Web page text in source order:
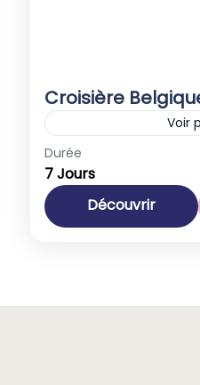
Croisière
Voir
Promotions
Belgique,Europe,
1-40 People
Durée
7 Jours
Découvrir